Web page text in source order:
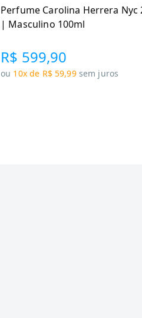
Perfume Carolina Herrera Nyc
| Masculino 100ml
R$ 599,90
ou 10x de R$ 59,99 sem juros